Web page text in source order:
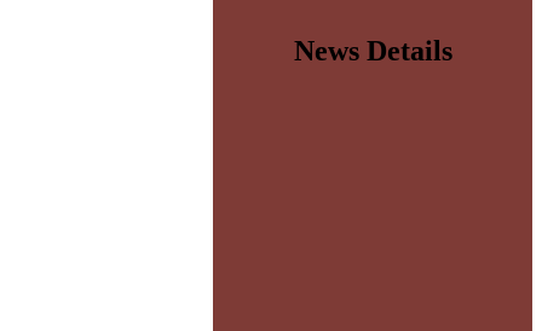
News Details